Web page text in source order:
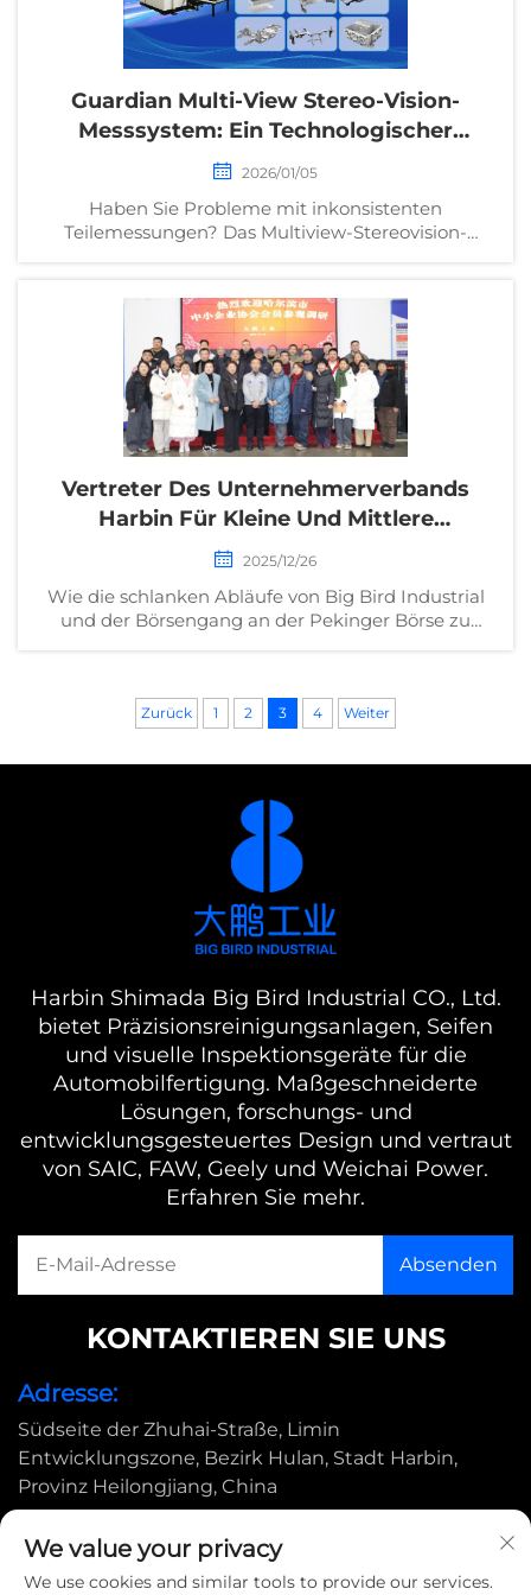
Guardian Multi-View Stereo-Vision-
Messsystem: Ein Technologischer
Durchbruch In Der Bauteilprüfung
2026/01/05
Haben Sie Probleme mit inkonsistenten
Teilemessungen? Das Multiview-Stereovision-
von 99,8 %. Erfahren Sie, wie es die
Qualitätsprüfung revolutioniert – fordern Sie jetzt
eine Demo an.
Vertreter Des Unternehmerverbands
Harbin Für Kleine Und Mittlere
Unternehmen Besuchen Big Bird
2025/12/26
Wie die schlanken Abläufe von Big Bird Industrial
und der Börsengang an der Pekinger Börse zu
Zurück 1 2 3 4 Weiter
Harbin Shimada Big Bird Industrial CO., Ltd.
bietet Präzisionsreinigungsanlagen, Seifen
und visuelle Inspektionsgeräte für die
Automobilfertigung. Maßgeschneiderte
Lösungen, forschungs- und
entwicklungsgesteuertes Design und vertraut
von SAIC, FAW, Geely und Weichai Power.
Erfahren Sie mehr.
KONTAKTIEREN SIE UNS
Adresse:
Südseite der Zhuhai-Straße, Limin
Entwicklungszone, Bezirk Hulan, Stadt Harbin,
Provinz Heilongjiang, China
[email protected]
We value your privacy
We use cookies and similar tools to provide our services.